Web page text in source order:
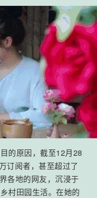
的原因，截至12月28
订阅者，甚至超过了
各地的网友，沉浸于
村田园生活。在她的